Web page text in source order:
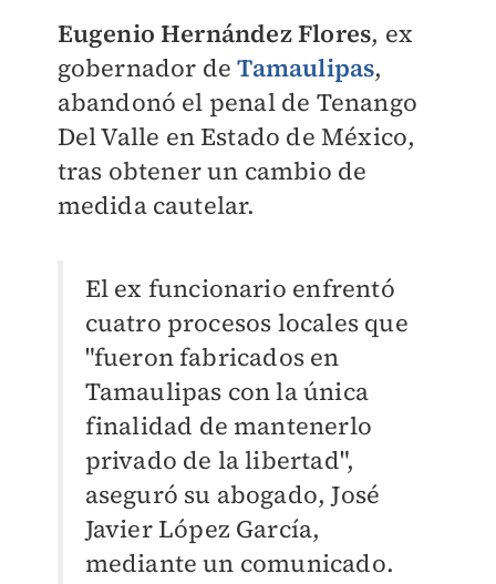
Eugenio Hernández Flores, ex
gobernador deTamaulipas,
abandonó el penal de Tenango
Del Valle en Estado de México,
tras obtener un cambio de
medida cautelar.
El ex funcionario enfrentó
cuatro procesos locales que
"fueron fabricados en
Tamaulipas con la única
finalidad de mantenerlo
privado de la libertad",
aseguró su abogado, José
Javier López García,
mediante un comunicado.